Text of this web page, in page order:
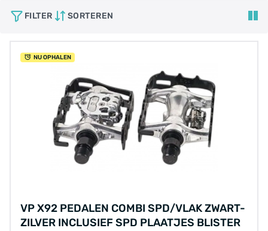
FILTER SORTEREN
NU OPHALEN
VP X92 PEDALEN COMBI SPD/VLAK ZWART-
ZILVER INCLUSIEF SPD PLAATJES BLISTER